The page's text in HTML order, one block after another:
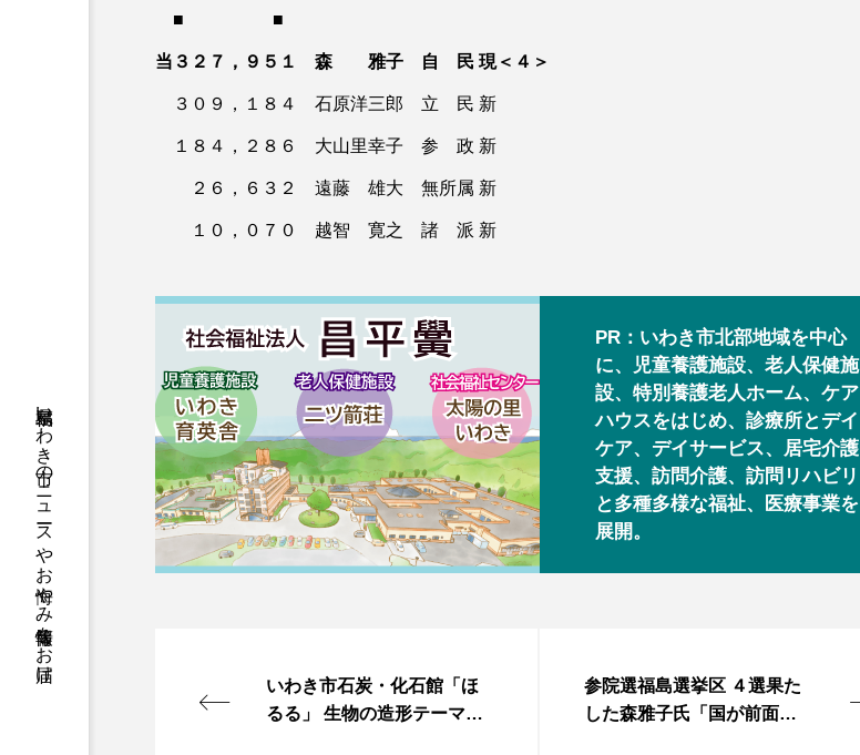
福島県いわき市のニュースやお悔やみ情報等をお届け
■ ■
当３２７，９５１ 森 雅子 自 民 現＜４＞
３０９，１８４ 石原洋三郎 立 民 新
１８４，２８６ 大山里幸子 参 政 新
２６，６３２ 遠藤 雄大 無所属 新
１０，０７０ 越智 寛之 諸 派 新
PR：いわき市北部地域を中心
に、児童養護施設、老人保健施
設、特別養護老人ホーム、ケア
ハウスをはじめ、診療所とデイ
ケア、デイサービス、居宅介護
支援、訪問介護、訪問リハビリ
と多種多様な福祉、医療事業を
展開。
いわき市石炭・化石館「ほ
るる」 生物の造形テーマに
参院選福島選挙区 ４選果た
した森雅子氏「国が前面に